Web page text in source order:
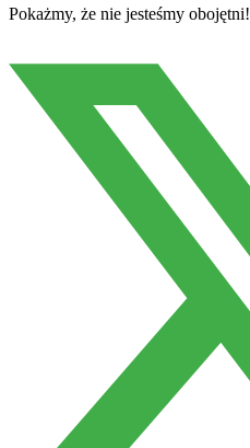
Pokażmy, że nie jesteśmy obojętni!